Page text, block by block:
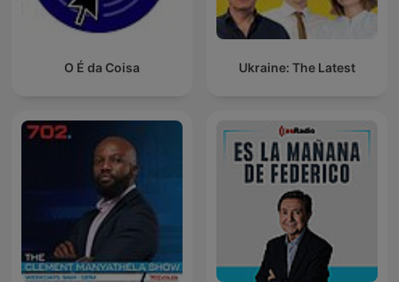
O É da Coisa Ukraine: The Latest